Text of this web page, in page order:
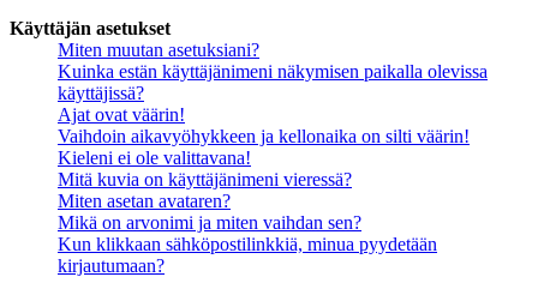
Käyttäjän asetukset
Miten muutan asetuksiani?
Kuinka estän käyttäjänimeni näkymisen paikalla olevissa
käyttäjissä?
Ajat ovat väärin!
Vaihdoin aikavyöhykkeen ja kellonaika on silti väärin!
Kieleni ei ole valittavana!
Mitä kuvia on käyttäjänimeni vieressä?
Miten asetan avataren?
Mikä on arvonimi ja miten vaihdan sen?
Kun klikkaan sähköpostilinkkiä, minua pyydetään
kirjautumaan?